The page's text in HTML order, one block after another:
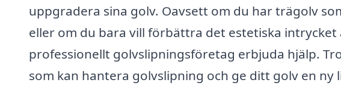
uppgradera sina golv. Oavsett om du har trägolv
eller om du bara vill förbättra det estetiska intrycket
professionellt golvslipningsföretag erbjuda hjälp.
som kan hantera golvslipning och ge ditt golv en ny